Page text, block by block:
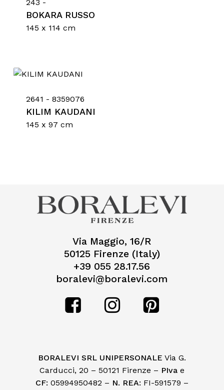
243 -
BOKARA RUSSO
145 x 114 cm
2641 - 8359076
KILIM KAUDANI
145 x 97 cm
Via Maggio, 16/R
50125 Firenze (Italy)
+39 055 28.17.56
boralevi@boralevi.com
BORALEVI SRL UNIPERSONALE Via G.
Carducci, 20 – 50121 Firenze – PIvae
CF: 05994950482 – N. REA: FI-591579 –